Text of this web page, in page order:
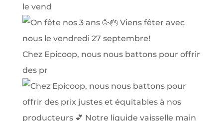
le vend
Chez Epicoop, nous nous battons pour offrir
des pr